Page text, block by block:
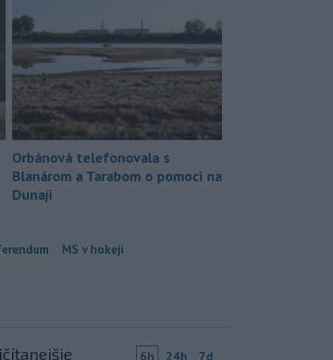
Orbánová telefonovala s
Blanárom a Tarabom o pomoci na
Dunaji
MS v hokeji
6h 24h 7d